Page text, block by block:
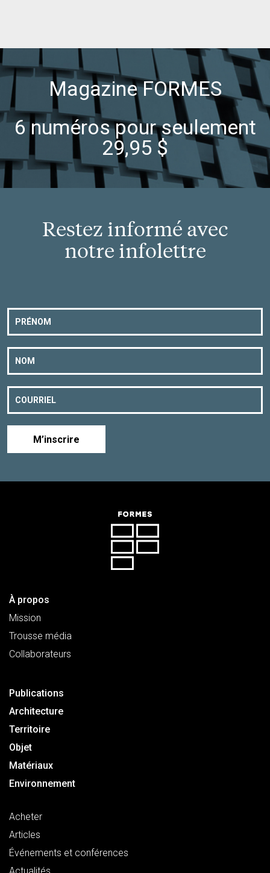
Magazine FORMES
6 numéros pour seulement
29,95 $
Restez informé avec
notre infolettre
M’inscrire
À propos
Mission
Trousse média
Collaborateurs
Publications
Architecture
Territoire
Objet
Matériaux
Environnement
Acheter
Articles
Événements et conférences